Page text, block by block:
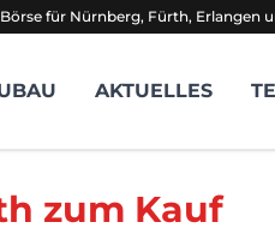
für Nürnberg, Fürth, Erlangen
AKTUELLES
zum Kauf